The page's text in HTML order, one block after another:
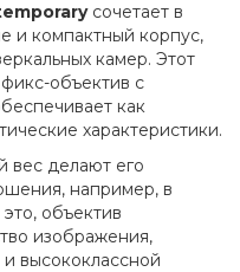
сочетает в
и компактный корпус,
камер. Этот
объектив с
как
характеристики.
вес делают его
например, в
объектив
изображения,
высококлассной